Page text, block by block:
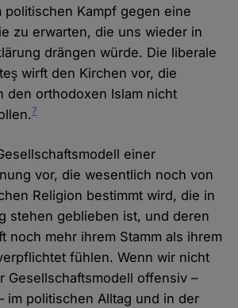
politischen Kampf gegen eine
zu erwarten, die uns wieder in
drängen würde. Die liberale
wirft den Kirchen vor, die
den orthodoxen Islam nicht
7
einer
vor, die wesentlich noch von
Religion bestimmt wird, die in
stehen geblieben ist, und deren
noch mehr ihrem Stamm als ihrem
fühlen. Wenn wir nicht
Gesellschaftsmodell offensiv –
im politischen Alltag und in der